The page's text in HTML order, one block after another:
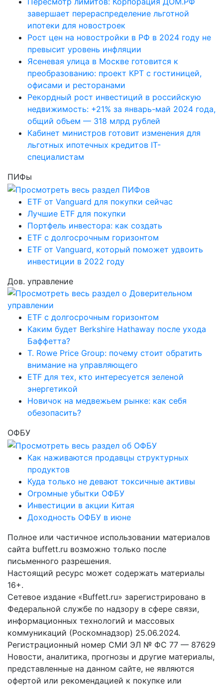
завершает перераспределение льготной
ипотеки для новостроек
Рост цен на новостройки в РФ в 2024 году не
превысит уровень инфляции
Ясеневая улица в Москве готовится к
преобразованию: проект КРТ с гостиницей,
офисами и ресторанами
Рекордный рост инвестиций в российскую
недвижимость: +21% за январь-май 2024 года,
общий объем — 318 млрд рублей
Кабинет министров готовит изменения для
льготных ипотечных кредитов IT-
специалистам
ПИФы
ETF от Vanguard для покупки сейчас
Лучшие ETF для покупки
Портфель инвестора: как создать
ETF с долгосрочным горизонтом
ETF от Vanguard, который поможет удвоить
инвестиции в 2022 году
Дов. управление
ETF с долгосрочным горизонтом
Каким будет Berkshire Hathaway после ухода
Баффетта?
T. Rowe Price Group: почему стоит обратить
внимание на управляющего
ETF для тех, кто интересуется зеленой
энергетикой
Новичок на медвежьем рынке: как себя
обезопасить?
ОФБУ
Как наживаются продавцы структурных
продуктов
Куда только не девают токсичные активы
Огромные убытки ОФБУ
Инвестиции в акции Китая
Доходность ОФБУ в июне
Полное или частичное использовании материалов
сайта buffett.ru возможно только после
письменного разрешения.
Настоящий ресурс может содержать материалы
16+.
Сетевое издание «Buffett.ru» зарегистрировано в
Федеральной службе по надзору в сфере связи,
информационных технологий и массовых
коммуникаций (Роскомнадзор) 25.06.2024.
Регистрационный номер СМИ ЭЛ № ФС 77 — 87629
Новости, аналитика, прогнозы и другие материалы,
представленные на данном сайте, не являются
офертой или рекомендацией к покупке или